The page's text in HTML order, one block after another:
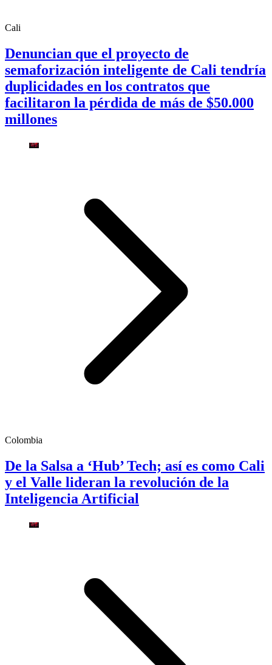
Cali
Denuncian que el proyecto de
semaforización inteligente de Cali tendría
duplicidades en los contratos que
facilitaron la pérdida de más de $50.000
millones
Colombia
De la Salsa a ‘Hub’ Tech; así es como Cali
y el Valle lideran la revolución de la
Inteligencia Artificial